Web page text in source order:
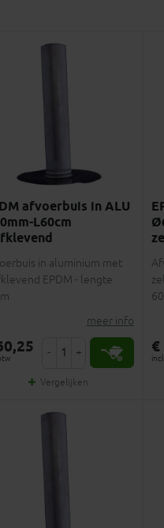
afvoerbuis in ALU
L60cm
in aluminium met
EPDM - lengte
meer info
- +
Vergelijken
€